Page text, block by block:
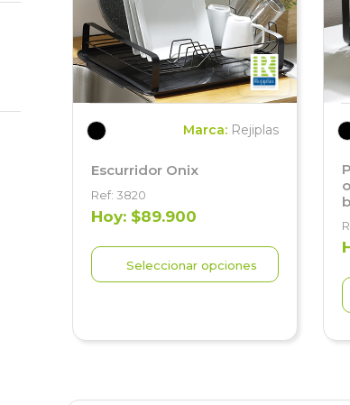
Marca: Rejiplas
Escurridor Onix
Ref: 3820
Hoy: $89.900
Seleccionar opciones